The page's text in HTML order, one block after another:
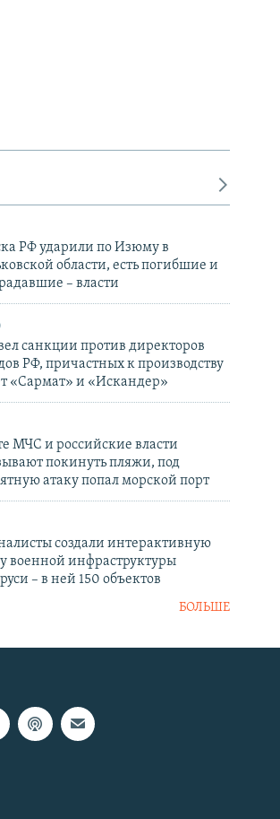
РФ ударили по Изюму в
области, есть погибшие и
– власти
санкции против директоров
РФ, причастных к производству
«Сармат» и «Искандер»
МЧС и российские власти
покинуть пляжи, под
атаку попал морской порт
создали интерактивную
военной инфраструктуры
– в ней 150 объектов
БОЛЬШЕ